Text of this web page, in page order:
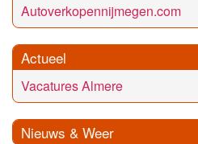
Autoverkopennijmegen.com
Actueel
Vacatures Almere
Nieuws & Weer